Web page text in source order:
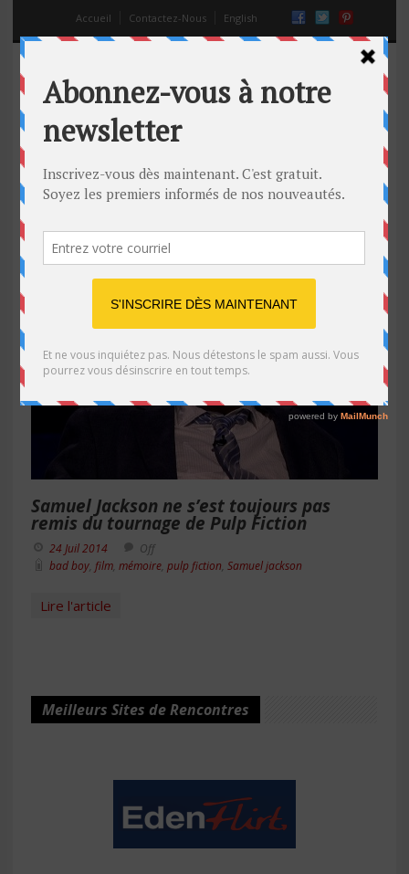
Accueil Contactez-Nous English
bad boy
Samuel Jackson ne s’est toujours pas
remis du tournage de Pulp Fiction
24 Juil 2014
Off
bad boy film mémoire pulp fiction Samuel jackson
Lire l'article
Meilleurs Sites de Rencontres